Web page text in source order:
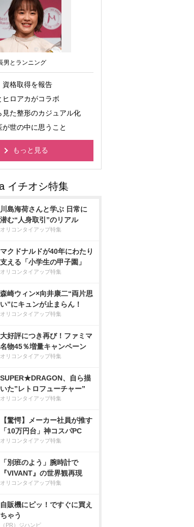
男とランニング
資格取得を報告
ヒロアカがコラボ
見た整形のカジュアル化
が世の中に思うこと
もっと見る
川島海荷さんと学ぶ 日常に
潜む“人身取引”のリアル
オリコンタイアップ特集
マクドナルドが40年にわたり
支える「小学生の甲子園」
オリコンタイアップ特集
森崎ウィン×向井康二“両片思
い”にキュンが止まらん！
オリコンタイアップ特集
大好評につき再び！ファミマ
名物45％増量キャンペーン
オリコンタイアップ特集
SUPER★DRAGON、自ら描
いた”レトロフューチャー”
オリコンタイアップ特集
【驚愕】メーカー社員が推す
「10万円台」神コスパPC
オリコンタイアップ特集
「別班のよう」腕時計で
『VIVANT』の世界観再現
オリコンタイアップ特集
自販機にピッ！ですぐに買え
ちゃう
（PR）ジハンピ